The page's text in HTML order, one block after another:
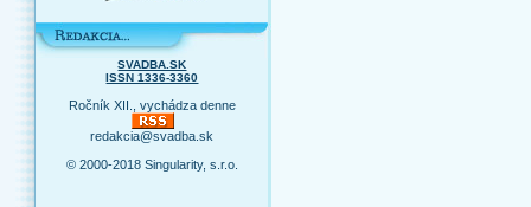
SVADBA.SK
ISSN 1336-3360
Ročník XII., vychádza denne
redakcia@svadba.sk
© 2000-2018 Singularity, s.r.o.